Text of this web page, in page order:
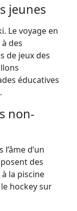
jeunes
Le voyage en
des
de jeux des
éducatives
non-
d’un
des
la piscine
hockey sur